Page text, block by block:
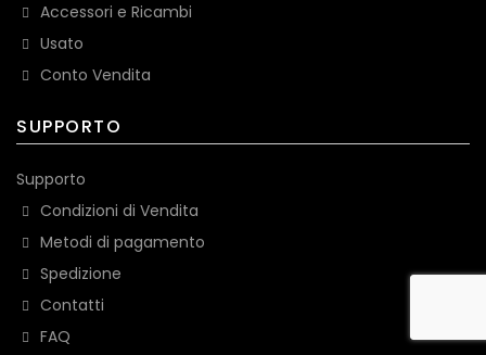
Accessori e Ricambi
Usato
Conto Vendita
SUPPORTO
Supporto
Condizioni di Vendita
Metodi di pagamento
Spedizione
Contatti
FAQ